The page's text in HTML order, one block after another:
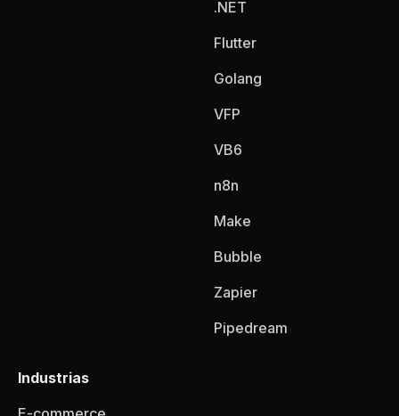
.NET
Flutter
Golang
VFP
VB6
n8n
Make
Bubble
Zapier
Pipedream
Industrias